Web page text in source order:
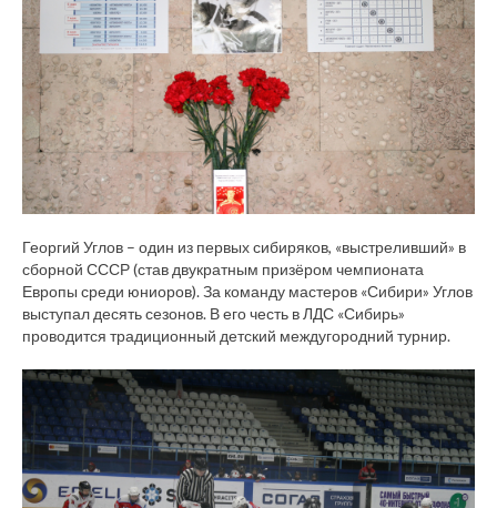
Георгий Углов – один из первых сибиряков, «выстреливший» в
сборной СССР (став двукратным призёром чемпионата
Европы среди юниоров). За команду мастеров «Сибири» Углов
выступал десять сезонов. В его честь в ЛДС «Сибирь»
проводится традиционный детский междугородний турнир.